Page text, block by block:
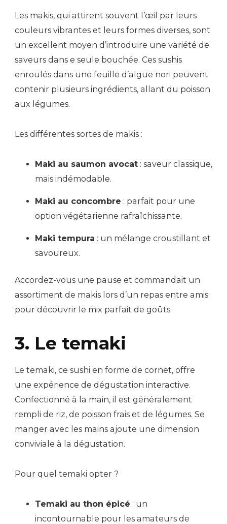
Les makis, qui attirent souvent l’œil par leurs
couleurs vibrantes et leurs formes diverses, sont
un excellent moyen d’introduire une variété de
saveurs dans e seule bouchée. Ces sushis
enroulés dans une feuille d’algue nori peuvent
contenir plusieurs ingrédients, allant du poisson
aux légumes.
Les différentes sortes de makis :
Maki au saumon avocat : saveur classique,
mais indémodable.
Maki au concombre : parfait pour une
option végétarienne rafraîchissante.
Maki tempura : un mélange croustillant et
savoureux.
Accordez-vous une pause et commandait un
assortiment de makis lors d’un repas entre amis
pour découvrir le mix parfait de goûts.
3. Le temaki
Le temaki, ce sushi en forme de cornet, offre
une expérience de dégustation interactive.
Confectionné à la main, il est généralement
rempli de riz, de poisson frais et de légumes. Se
manger avec les mains ajoute une dimension
conviviale à la dégustation.
Pour quel temaki opter ?
Temaki au thon épicé : un
incontournable pour les amateurs de